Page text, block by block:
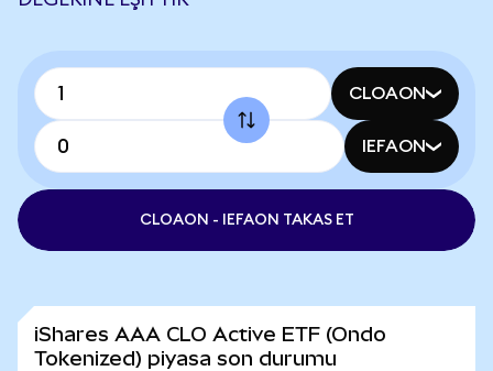
CLOAON
IEFAON
CLOAON - IEFAON TAKAS ET
iShares AAA CLO Active ETF (Ondo
Tokenized) piyasa son durumu